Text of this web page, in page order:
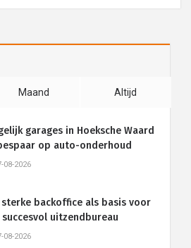
Maand Altijd
garages in Hoeksche Waard
op auto-onderhoud
08-2026
sterke backoffice als basis voor
succesvol uitzendbureau
08-2026